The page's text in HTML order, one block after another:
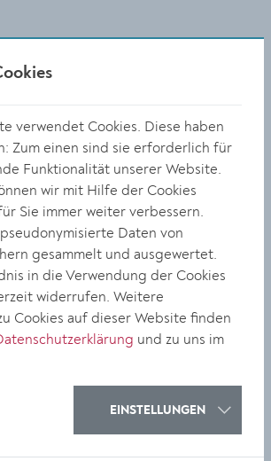
Newsletter-Anmeldung
Newsletter
verwendet Cookies. Diese haben
Zum einen sind sie erforderlich für
Funktionalität unserer Website.
wir mit Hilfe der Cookies
Sie immer weiter verbessern.
Daten von
gesammelt und ausgewertet.
in die Verwendung der Cookies
widerrufen. Weitere
Cookies auf dieser Website finden
und zu uns im
EINSTELLUNGEN